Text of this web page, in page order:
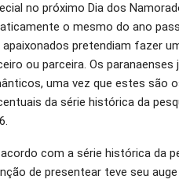
no próximo Dia dos
o mesmo do ano
pretendiam fazer
ou parceira. Os
uma vez que estes são
da série histórica da
acordo com a série histórica da
de presentear teve seu